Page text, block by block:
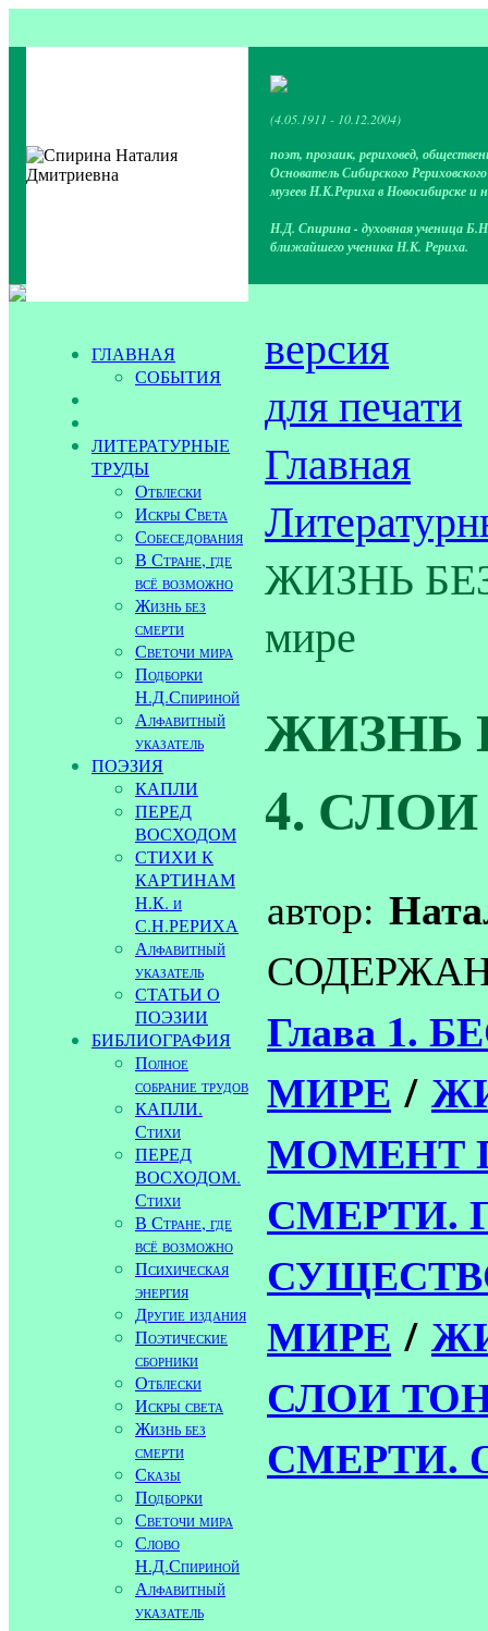
(4.05.1911 - 10.12.2004)
поэт, прозаик, рериховед,
Основатель Сибирского
музеев Н.К.Рериха в Новосибирске и
Н.Д. Спирина - духовная ученица
ближайшего ученика Н.К. Рериха.
ГЛАВНАЯ
СОБЫТИЯ
ЛИТЕРАТУРНЫЕ
ТРУДЫ
Отблески
Искры Cвета
Собеседования
В Стране, где
всё возможно
Жизнь без
смерти
Светочи мира
Подборки
Н.Д.Спириной
Алфавитный
указатель
ПОЭЗИЯ
КАПЛИ
ПЕРЕД
ВОСХОДОМ
СТИХИ К
КАРТИНАМ
Н.К. и
С.Н.РЕРИХА
Алфавитный
указатель
СТАТЬИ О
ПОЭЗИИ
БИБЛИОГРАФИЯ
Полное
собрание трудов
КАПЛИ.
Стихи
ПЕРЕД
ВОСХОДОМ.
Стихи
В Стране, где
всё возможно
Психическая
энергия
Другие издания
Поэтические
сборники
Отблески
Искры света
Жизнь без
смерти
Сказы
Подборки
Светочи мира
Слово
Н.Д.Спириной
Алфавитный
указатель
версия
для печати
Главная
ЖИЗНЬ
мире
ЖИЗНЬ
4.
автор:
Глава 1.
МИРЕ /
МОМЕНТ
СМЕРТИ.
МИРЕ /
СЛОИ
СМЕРТИ.